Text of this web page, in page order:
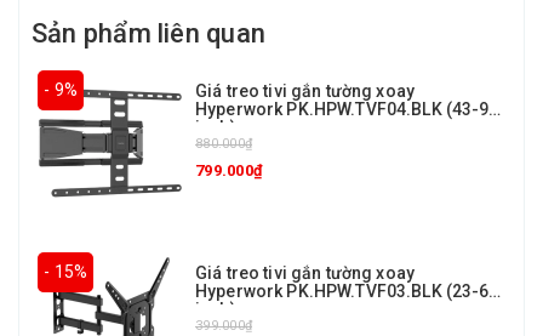
Sản phẩm liên quan
- 9%
Giá treo tivi gắn tường xoay
Hyperwork PK.HPW.TVF04.BLK (43-90
inch)
880.000₫
799.000₫
- 15%
Giá treo tivi gắn tường xoay
Hyperwork PK.HPW.TVF03.BLK (23-65
inch)
399.000₫